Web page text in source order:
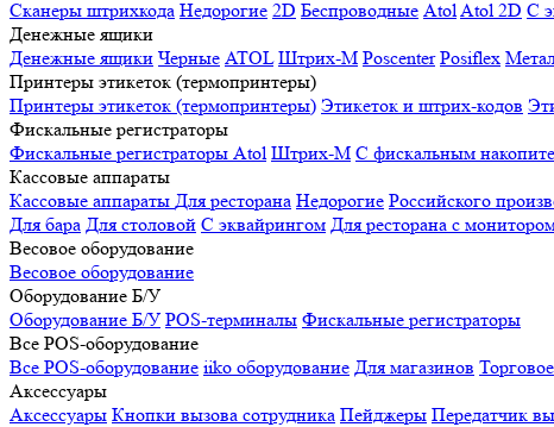
Сканеры штрихкода Недорогие 2D Беспроводные AtolAtol 2D С
Денежные ящики
Денежные ящики Черные ATOL Штрих-М Poscenter Posiflex
Принтеры этикеток (термопринтеры)
Принтеры этикеток (термопринтеры) Этикеток и штрих-кодов
Фискальные регистраторы
Фискальные регистраторы Atol Штрих-М С фискальным
Кассовые аппараты
Кассовые аппараты Для ресторана Недорогие Российского
Для бара Для столовой С эквайрингом Для ресторана с
Весовое оборудование
Весовое оборудование
Оборудование Б/У
Оборудование Б/У POS-терминалы Фискальные регистраторы
Все POS-оборудование
Все POS-оборудование iiko оборудование Для магазинов Торговое
Аксессуары
Аксессуары Кнопки вызова сотрудника Пейджеры Передатчик